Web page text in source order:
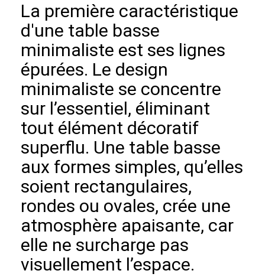
La première caractéristique
d'une table basse
minimaliste est ses lignes
épurées. Le design
minimaliste se concentre
sur l’essentiel, éliminant
tout élément décoratif
superflu. Une table basse
aux formes simples, qu’elles
soient rectangulaires,
rondes ou ovales, crée une
atmosphère apaisante, car
elle ne surcharge pas
visuellement l’espace.